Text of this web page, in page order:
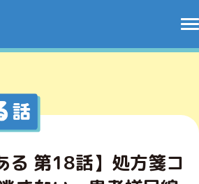
る 第18話】処方箋コ